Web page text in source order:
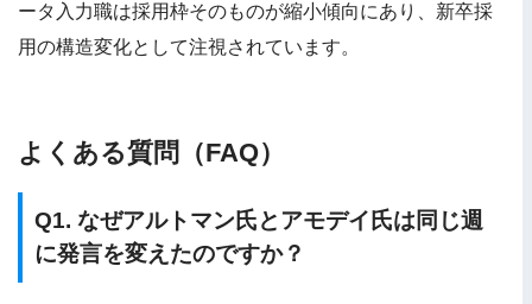
ータ入力職は採用枠そのものが縮小傾向にあり、新卒採
用の構造変化として注視されています。
よくある質問（FAQ）
Q1. なぜアルトマン氏とアモデイ氏は同じ週
に発言を変えたのですか？